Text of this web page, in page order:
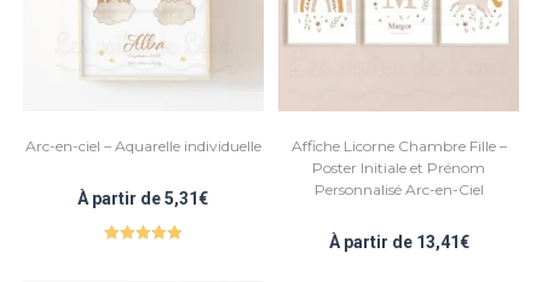
Arc-en-ciel – Aquarelle individuelle
À partir de5,31€
Affiche Licorne Chambre Fille –
Poster Initiale et Prénom
Personnalisé Arc-en-Ciel
À partir de 13,41€